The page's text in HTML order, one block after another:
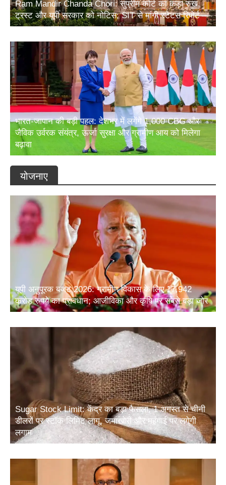
Ram Mandir Chanda Chori: सुप्रीम कोर्ट का कड़ा रुख,
ट्रस्ट और यूपी सरकार को नोटिस; SIT से मांगी स्टेटस रिपोर्ट
भारत-जापान की बड़ी पहल: देशभर में लगेंगे 1,000 CBG और
जैविक उर्वरक संयंत्र, ऊर्जा सुरक्षा और ग्रामीण आय को मिलेगा
बढ़ावा
योजनाए
यूपी अनुपूरक बजट 2026: ग्रामीण विकास के लिए 17,942
करोड़ रुपये का प्रावधान; आजीविका और कृषि पर सबसे बड़ा जोर
Sugar Stock Limit: केंद्र का बड़ा फैसला, 1 अगस्त से चीनी
डीलरों पर स्टॉक लिमिट लागू, जमाखोरी और महंगाई पर लगेगी
लगाम